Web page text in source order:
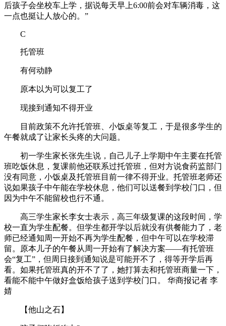
后孩子会坐校车上学，据说每天早上6:00前会对车辆消毒，这
一点也挺让人放心的。”
C
托管班
有何动静
原本以为可以复工了
现接到通知不得开业
目前政策不允许托管班、小饭桌等复工，于是很多学生的
午餐就成了让家长头疼的大问题。
初一学生家长张先生说，自己儿子上学期中午主要在托管
班吃饭休息，复课前他还联系过托管班，但对方说食药监部门
没有同意，小饭桌及托管班目前一律不得开业。托管班老师还
说如果孩子中午能在学校休息，他们可以送餐到学校门口，但
因为中午不能留校也行不通。
高三学生家长李女士表示，高三年级复课的这段时间，学
校一直为学生配餐。但学生都开学以后就没有供餐能力了，老
师已经通知周一开始不再为学生配餐，但中午可以在学校滞
留。原本儿子的午餐从周一开始有了解决方案——有托管班
会“复工”，但周日接到通知说是可能开不了，得等开学后再
看。如果托管班真的开不了了，她打算去和托管班商量一下，
看能不能中午做好盒饭给孩子送到学校门口。 华商报记者 李
婧
【他山之石】